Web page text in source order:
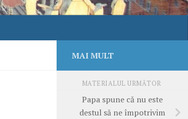
MAI MULT
MATERIALUL URMĂTOR
Papa spune că nu este
destul să ne împotrivim